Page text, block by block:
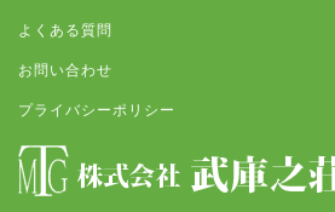
よくある質問
お問い合わせ
プライバシーポリシー